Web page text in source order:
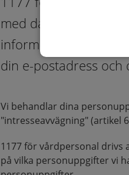
med
information som kan
din e-postadress och
Vi behandlar dina
"intresseavvägning" (artikel
1177 för vårdpersonal drivs
på vilka personuppgifter vi